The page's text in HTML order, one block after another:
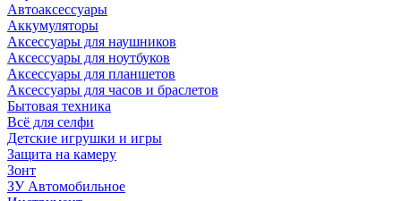
Автоаксессуары
Аккумуляторы
Аксессуары для наушников
Аксессуары для ноутбуков
Аксессуары для планшетов
Аксессуары для часов и браслетов
Бытовая техника
Всё для селфи
Детские игрушки и игры
Защита на камеру
Зонт
ЗУ Автомобильное